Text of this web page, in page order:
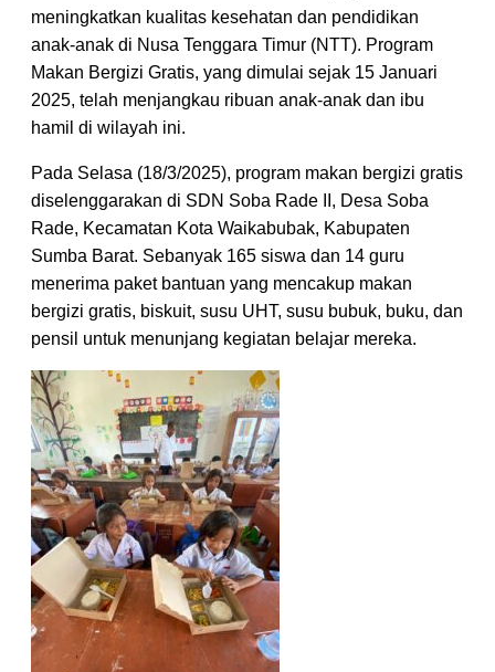
meningkatkan kualitas kesehatan dan pendidikan
anak-anak di Nusa Tenggara Timur (NTT). Program
Makan Bergizi Gratis, yang dimulai sejak 15 Januari
2025, telah menjangkau ribuan anak-anak dan ibu
hamil di wilayah ini.
Pada Selasa (18/3/2025), program makan bergizi gratis
diselenggarakan di SDN Soba Rade II, Desa Soba
Rade, Kecamatan Kota Waikabubak, Kabupaten
Sumba Barat. Sebanyak 165 siswa dan 14 guru
menerima paket bantuan yang mencakup makan
bergizi gratis, biskuit, susu UHT, susu bubuk, buku, dan
pensil untuk menunjang kegiatan belajar mereka.